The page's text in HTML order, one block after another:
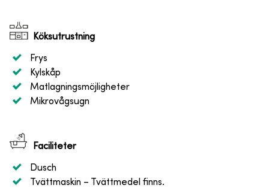
Köksutrustning
Frys
Kylskåp
Matlagningsmöjligheter
Mikrovågsugn
Faciliteter
Dusch
Tvättmaskin – Tvättmedel finns.